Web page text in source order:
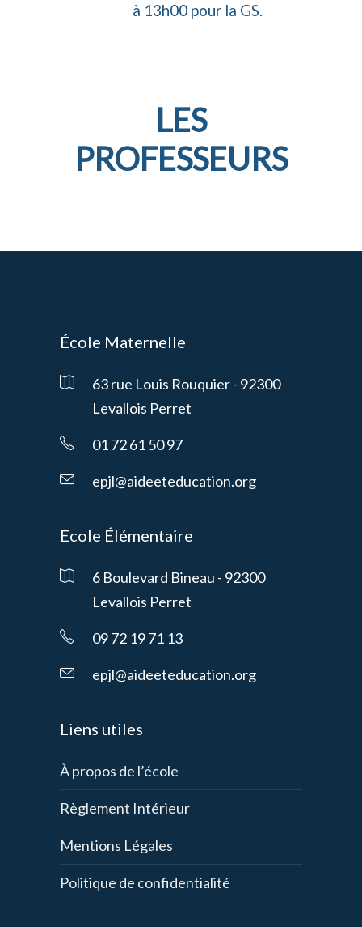
à 13h00 pour la GS.
LES
PROFESSEURS
École Maternelle
63 rue Louis Rouquier - 92300
Levallois Perret
01 72 61 50 97
epjl@aideeteducation.org
Ecole Élémentaire
6 Boulevard Bineau - 92300
Levallois Perret
09 72 19 71 13
epjl@aideeteducation.org
Liens utiles
À propos de l’école
Règlement Intérieur
Mentions Légales
Politique de confidentialité